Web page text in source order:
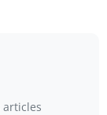
articles